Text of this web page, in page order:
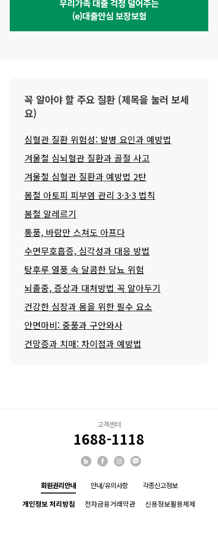
우리가족 대출 걱정 덜어주는
(e)대출안심 보장보험
꼭 알아야 할 주요 질환 (제목을 눌러 보세
요)
심혈관 질환 위험성: 발병 요인과 예방법
겨울철 심뇌혈관 질환과 골절 사고
겨울철 심혈관 질환과 예방법 2탄
봄철 아토피 피부염 관리 3·3·3 법칙
봄철 알레르기
통풍, 바람만 스쳐도 아프다
수면무호흡증, 심각성과 대응 방법
탕후루 열풍 속 달콤한 당뇨 위험
뇌졸중, 증상과 대처방법 꼭 알아두기
건강한 심장과 몸을 위한 필수 요소
안면마비: 중풍과 구안와사
건망증과 치매: 차이점과 예방법
고객센터
1688-1118
회원권리안내
개인정보 처리방침
전자금융거래약관 신용정보활용체제
안내/유의사항 각종신고정보